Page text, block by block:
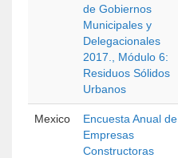
de Gobiernos
Municipales y
Delegacionales
2017., Módulo 6:
Residuos Sólidos
Urbanos
Mexico
Encuesta Anual de
Empresas
Constructoras